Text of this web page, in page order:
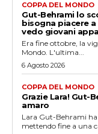
COPPA DEL MONDO
Gut-Behrami lo
bisogna piacere
vedo giovani
Era fine ottobre, la
Mondo. L'ultima...
6 Agosto 2026
COPPA DEL MONDO
Grazie Lara! Gut-
amaro
Lara Gut-Behrami
mettendo fine a una